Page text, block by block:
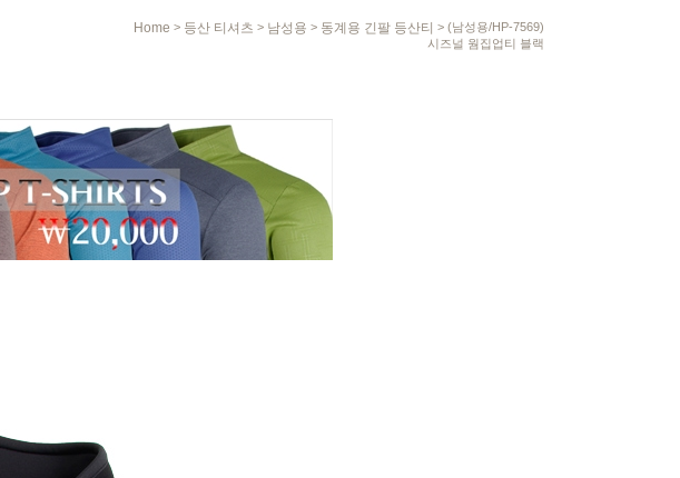
Home > 등산 티셔츠 > 남성용 > 동계용 긴팔 등산티 > (남성용/HP-7569)
시즈널 웜집업티 블랙